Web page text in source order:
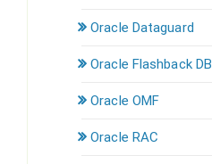
Oracle Dataguard
Oracle Flashback DB
Oracle OMF
Oracle RAC